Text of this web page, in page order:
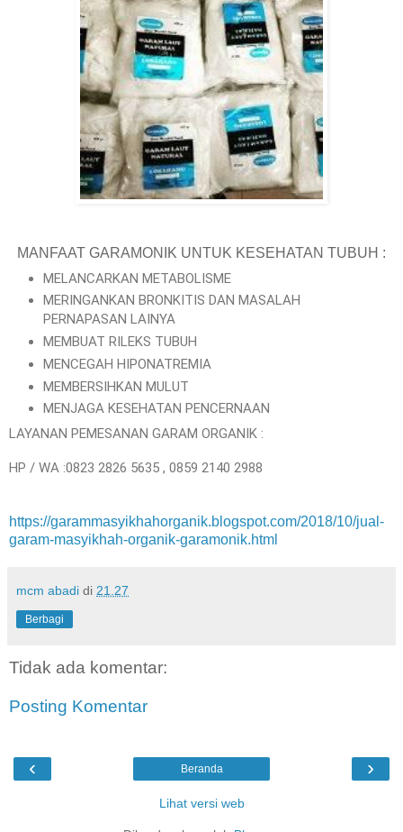
MANFAAT GARAMONIK UNTUK KESEHATAN TUBUH :
MELANCARKAN METABOLISME
MERINGANKAN BRONKITIS DAN MASALAH
PERNAPASAN LAINYA
MEMBUAT RILEKS TUBUH
MENCEGAH HIPONATREMIA
MEMBERSIHKAN MULUT
MENJAGA KESEHATAN PENCERNAAN
LAYANAN PEMESANAN GARAM ORGANIK :
HP / WA :0823 2826 5635 , 0859 2140 2988
https://garammasyikhahorganik.blogspot.com/2018/10/jual-
garam-masyikhah-organik-garamonik.html
mcm abadi di 21.27
Berbagi
Tidak ada komentar:
Posting Komentar
‹ ›
Beranda
Lihat versi web